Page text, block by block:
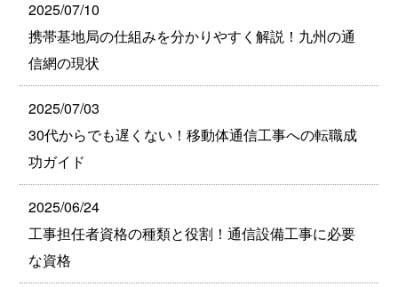
2025/07/10
携帯基地局の仕組みを分かりやすく解説！九州の通
信網の現状
2025/07/03
30代からでも遅くない！移動体通信工事への転職成
功ガイド
2025/06/24
工事担任者資格の種類と役割！通信設備工事に必要
な資格